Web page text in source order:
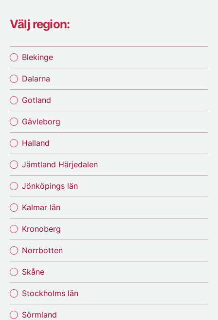
Välj region:
Blekinge
Dalarna
Gotland
Gävleborg
Halland
Jämtland Härjedalen
Jönköpings län
Kalmar län
Kronoberg
Norrbotten
Skåne
Stockholms län
Sörmland